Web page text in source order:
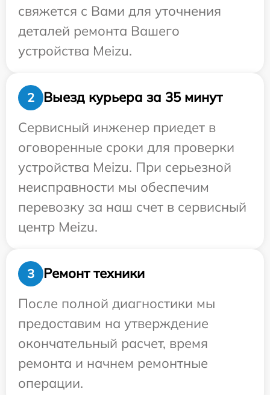
свяжется с Вами для уточнения
деталей ремонта Вашего
устройства Meizu.
2
Выезд курьера за 35 минут
Сервисный инженер приедет в
оговоренные сроки для проверки
устройства Meizu. При серьезной
неисправности мы обеспечим
перевозку за наш счет в сервисный
центр Meizu.
3
Ремонт техники
После полной диагностики мы
предоставим на утверждение
окончательный расчет, время
ремонта и начнем ремонтные
операции.